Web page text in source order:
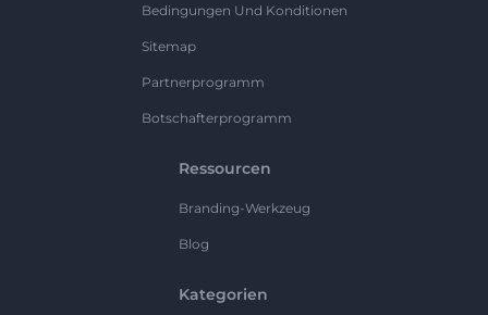
Bedingungen Und Konditionen
Sitemap
Partnerprogramm
Botschafterprogramm
Ressourcen
Branding-Werkzeug
Blog
Kategorien